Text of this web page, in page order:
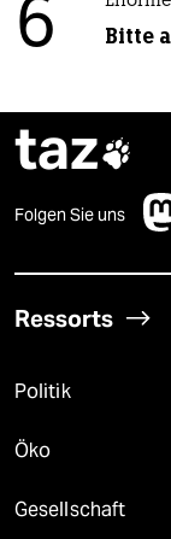
6 Bitte
taz
Folgen Sie uns
Ressorts
Politik
Öko
Gesellschaft